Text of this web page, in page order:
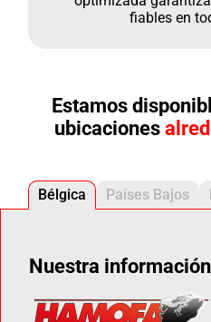
fiables en
Estamos
ubicaciones
Bélgica Países Bajos
Nuestra